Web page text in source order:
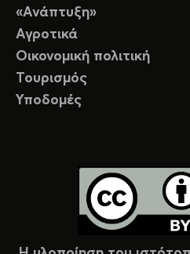
«Ανάπτυξη»
Αγροτικά
Οικονομική πολιτική
Τουρισμός
Υποδομές